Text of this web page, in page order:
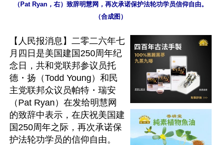
（Pat Ryan，右）致辞明慧网，再次承诺保护法轮功学员信仰自由。
（合成图）
【人民报消息】二零二六年七
月四日是美国建国250周年纪
念日，共和党联邦参议员托
德・扬（Todd Young）和民
主党联邦众议员帕特・瑞安
（Pat Ryan）在发给明慧网
的致辞中表示，在庆祝美国建
国250周年之际，再次承诺保
护法轮功学员的信仰自由。